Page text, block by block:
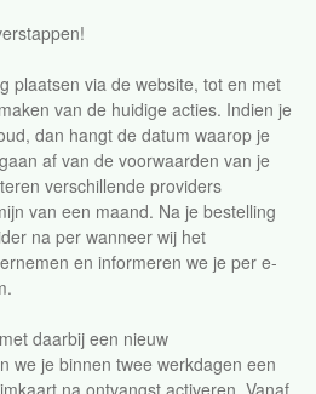
plaatsen via de website, tot en met
van de huidige acties. Indien je
dan hangt de datum waarop je
af van de voorwaarden van je
verschillende providers
van een maand. Na je bestelling
na per wanneer wij het
en informeren we je per e-
daarbij een nieuw
we je binnen twee werkdagen een
na ontvangst activeren. Vanaf